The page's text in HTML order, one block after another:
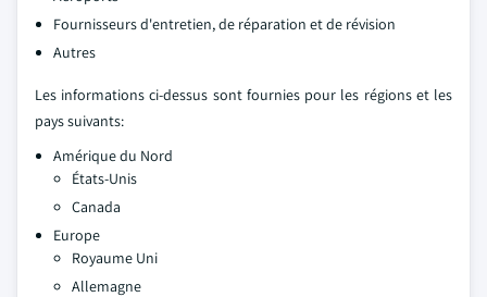
Fournisseurs d'entretien, de réparation et de révision
Autres
Les informations ci-dessus sont fournies pour les régions et les
pays suivants:
Amérique du Nord
États-Unis
Canada
Europe
Royaume Uni
Allemagne